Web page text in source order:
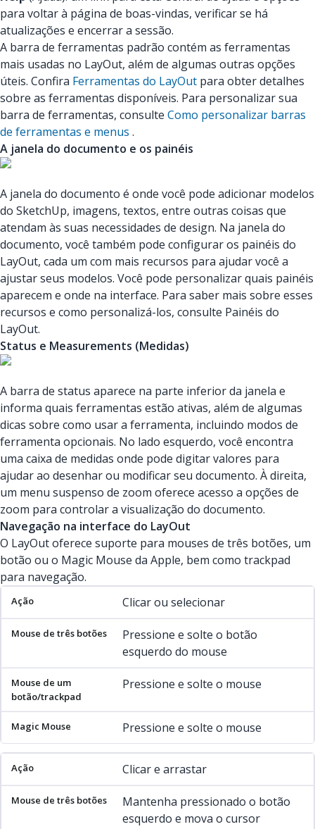
para voltar à página de boas-vindas, verificar se há
atualizações e encerrar a sessão.
A barra de ferramentas padrão contém as ferramentas
mais usadas no LayOut, além de algumas outras opções
úteis. Confira Ferramentas do LayOut para obter detalhes
sobre as ferramentas disponíveis. Para personalizar sua
barra de ferramentas, consulte Como personalizar barras
de ferramentas e menus .
A janela do documento e os painéis
A janela do documento é onde você pode adicionar modelos
do SketchUp, imagens, textos, entre outras coisas que
atendam às suas necessidades de design. Na janela do
documento, você também pode configurar os painéis do
LayOut, cada um com mais recursos para ajudar você a
ajustar seus modelos. Você pode personalizar quais painéis
aparecem e onde na interface. Para saber mais sobre esses
recursos e como personalizá-los, consulte Painéis do
LayOut.
Status e Measurements (Medidas)
A barra de status aparece na parte inferior da janela e
informa quais ferramentas estão ativas, além de algumas
dicas sobre como usar a ferramenta, incluindo modos de
ferramenta opcionais. No lado esquerdo, você encontra
uma caixa de medidas onde pode digitar valores para
ajudar ao desenhar ou modificar seu documento. À direita,
um menu suspenso de zoom oferece acesso a opções de
zoom para controlar a visualização do documento.
Navegação na interface do LayOut
O LayOut oferece suporte para mouses de três botões, um
botão ou o Magic Mouse da Apple, bem como trackpad
para navegação.
Ação
Mouse de três botões Mouse de um botão/
Clicar ou selecionar
Pressione e solte o botão
esquerdo do mouse
Pressione e solte o mouse
Pressione e solte o mouse
Clicar e arrastar
Mantenha pressionado o botão
esquerdo e mova o cursor